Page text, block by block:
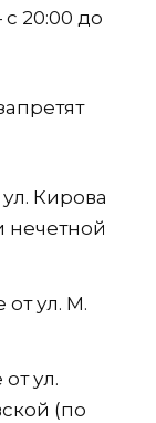
20:00 до
Кирова
нечетной
от ул. М.
ул.
(по